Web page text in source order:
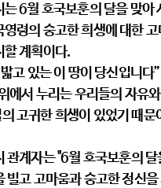
6월 호국보훈의 달을 맞아
영령의 숭고한 희생에 대한 고
할 계획이다.
고 있는 이 땅이 당신입니다
에서 누리는 우리들의 자유
고귀한 희생이 있었기 때문
계자는 "6월 호국보훈의 달
빌고 고마움과 숭고한 정신